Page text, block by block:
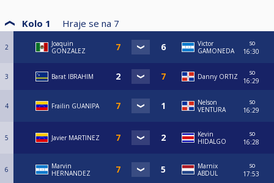
Kolo 1 Hraje se na 7
2
Joaquin
GONZALEZ
Victor
GAMONEDA
so
16:30
3 Barat IBRAHIM Danny ORTIZ
so
16:29
4 Frailin GUANIPA
Nelson
VENTURA
so
16:29
5 Javier MARTINEZ
Kevin
HIDALGO
so
16:28
6
Marvin
HERNANDEZ
Marnix
ABDUL
so
17:53